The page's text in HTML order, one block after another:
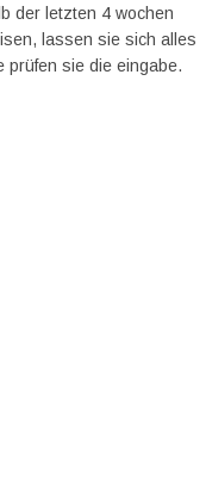
der letzten 4 wochen
lassen sie sich alles
prüfen sie die eingabe.